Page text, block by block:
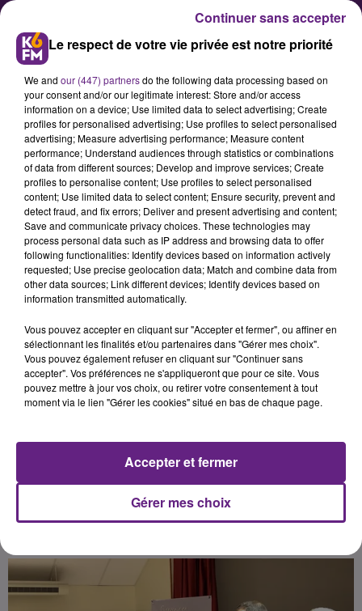
Ludovic Rochette : « J’ai le regret
d’avoir dû abandonner la
compétence des restaurants
scolaires »
Dans ses vœux de bonne année
prononcés lundi soir, Ludovic
Communauté de Communes «
Norge et Tille » a dit regretter
d’avoir dû abandonner la
compétence des restaurants
l’ensemble des communes. Voici un
extrait de son discours.
Publié : 9 janvier 2019 à 10h30 par la rédaction
Le respect de votre vie privée est notre priorité
We and our (447) partnersdo the following data processing based on
your consent and/or our legitimate interest: Store and/or access
information on a device; Use limited data to select advertising; Create
profiles for personalised advertising; Use profiles to select personalised
advertising; Measure advertising performance; Measure content
performance; Understand audiences through statistics or combinations
of data from different sources; Develop and improve services; Create
profiles to personalise content; Use profiles to select personalised
content; Use limited data to select content; Ensure security, prevent and
detect fraud, and fix errors; Deliver and present advertising and content;
Save and communicate privacy choices. These technologies may
process personal data such as IP address and browsing data to offer
following functionalities: Identify devices based on information actively
requested; Use precise geolocation data; Match and combine data from
other data sources; Link different devices; Identify devices based on
information transmitted automatically.
Vous pouvez accepter en cliquant sur "Accepter et fermer", ou affiner en
sélectionnant les finalités et/ou partenaires dans "Gérer mes choix".
Vous pouvez également refuser en cliquant sur "Continuer sans
accepter". Vos préférences ne s'appliqueront que pour ce site. Vous
pouvez mettre à jour vos choix, ou retirer votre consentement à tout
moment via le lien "Gérer les cookies" situé en bas de chaque page.
Gérer mes choix
Accepter et fermer
Continuer sans accepter